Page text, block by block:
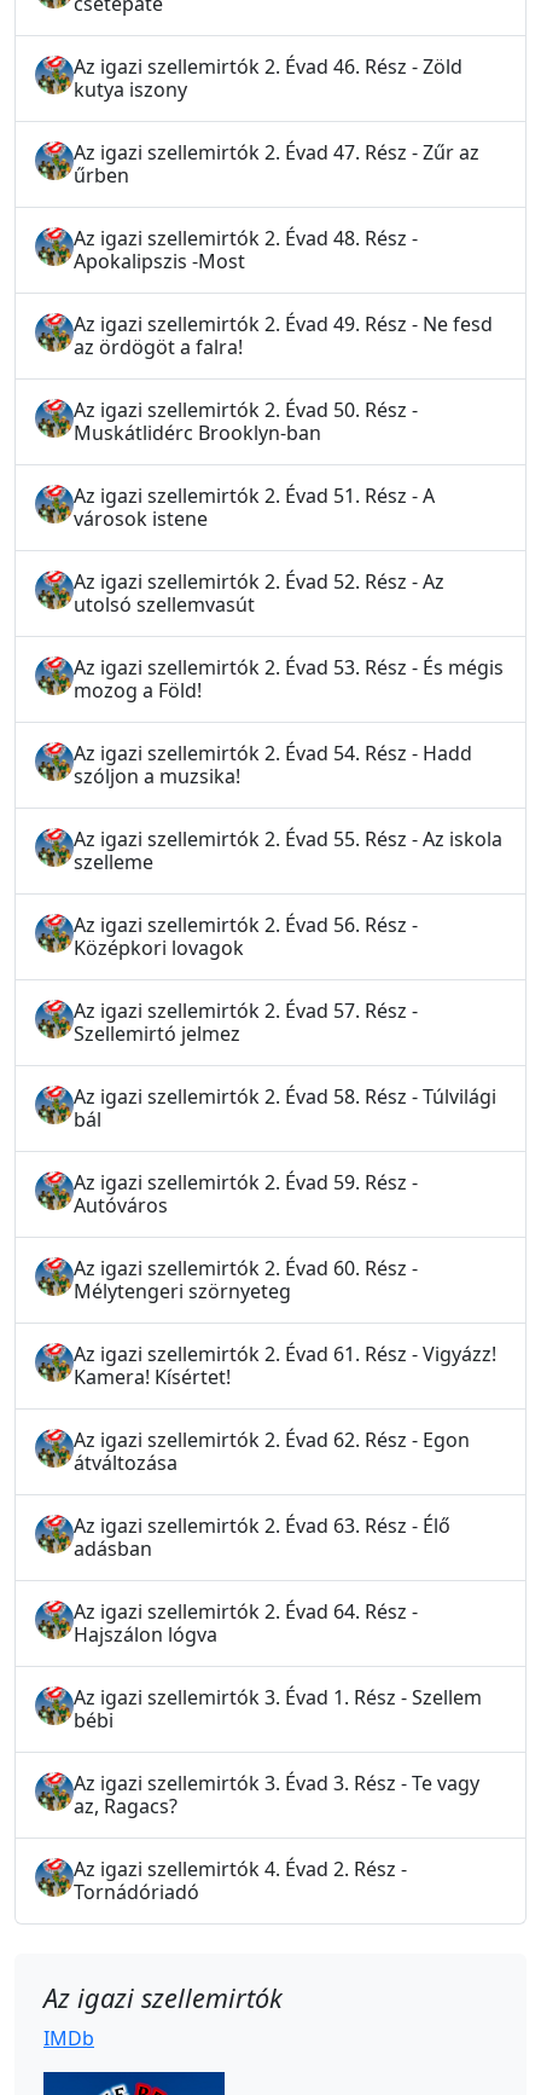
Az igazi szellemirtók 2. Évad 46. Rész - Zöld
kutya iszony
Az igazi szellemirtók 2. Évad 47. Rész - Zűr az
űrben
Az igazi szellemirtók 2. Évad 48. Rész -
Apokalipszis -Most
Az igazi szellemirtók 2. Évad 49. Rész - Ne fesd
az ördögöt a falra!
Az igazi szellemirtók 2. Évad 50. Rész -
Muskátlidérc Brooklyn-ban
Az igazi szellemirtók 2. Évad 51. Rész - A
városok istene
Az igazi szellemirtók 2. Évad 52. Rész - Az
utolsó szellemvasút
Az igazi szellemirtók 2. Évad 53. Rész - És mégis
mozog a Föld!
Az igazi szellemirtók 2. Évad 54. Rész - Hadd
szóljon a muzsika!
Az igazi szellemirtók 2. Évad 55. Rész - Az iskola
szelleme
Az igazi szellemirtók 2. Évad 56. Rész -
Középkori lovagok
Az igazi szellemirtók 2. Évad 57. Rész -
Szellemirtó jelmez
Az igazi szellemirtók 2. Évad 58. Rész - Túlvilági
bál
Az igazi szellemirtók 2. Évad 59. Rész -
Autóváros
Az igazi szellemirtók 2. Évad 60. Rész -
Mélytengeri szörnyeteg
Az igazi szellemirtók 2. Évad 61. Rész - Vigyázz!
Kamera! Kísértet!
Az igazi szellemirtók 2. Évad 62. Rész - Egon
átváltozása
Az igazi szellemirtók 2. Évad 63. Rész - Élő
adásban
Az igazi szellemirtók 2. Évad 64. Rész -
Hajszálon lógva
Az igazi szellemirtók 3. Évad 1. Rész - Szellem
bébi
Az igazi szellemirtók 3. Évad 3. Rész - Te vagy
az, Ragacs?
Az igazi szellemirtók 4. Évad 2. Rész -
Tornádóriadó
Az igazi szellemirtók
IMDb